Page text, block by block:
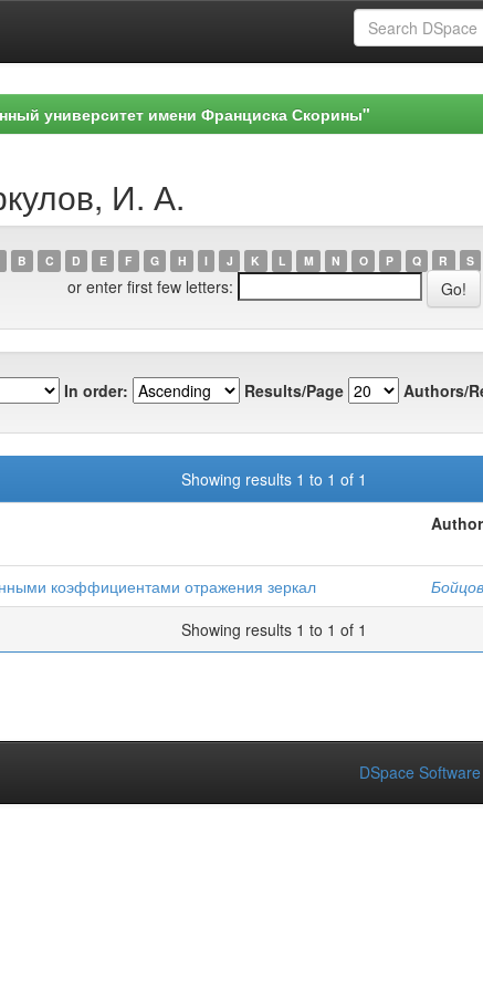
университет имени Франциска Скорины"
И. А.
B C D E F G H I J K L M N O P Q R S
or enter first few letters:
In order: Results/Page Authors/
Showing results 1 to 1 of 1
коэффициентами отражения зеркал
Showing results 1 to 1 of 1
DSpace Software